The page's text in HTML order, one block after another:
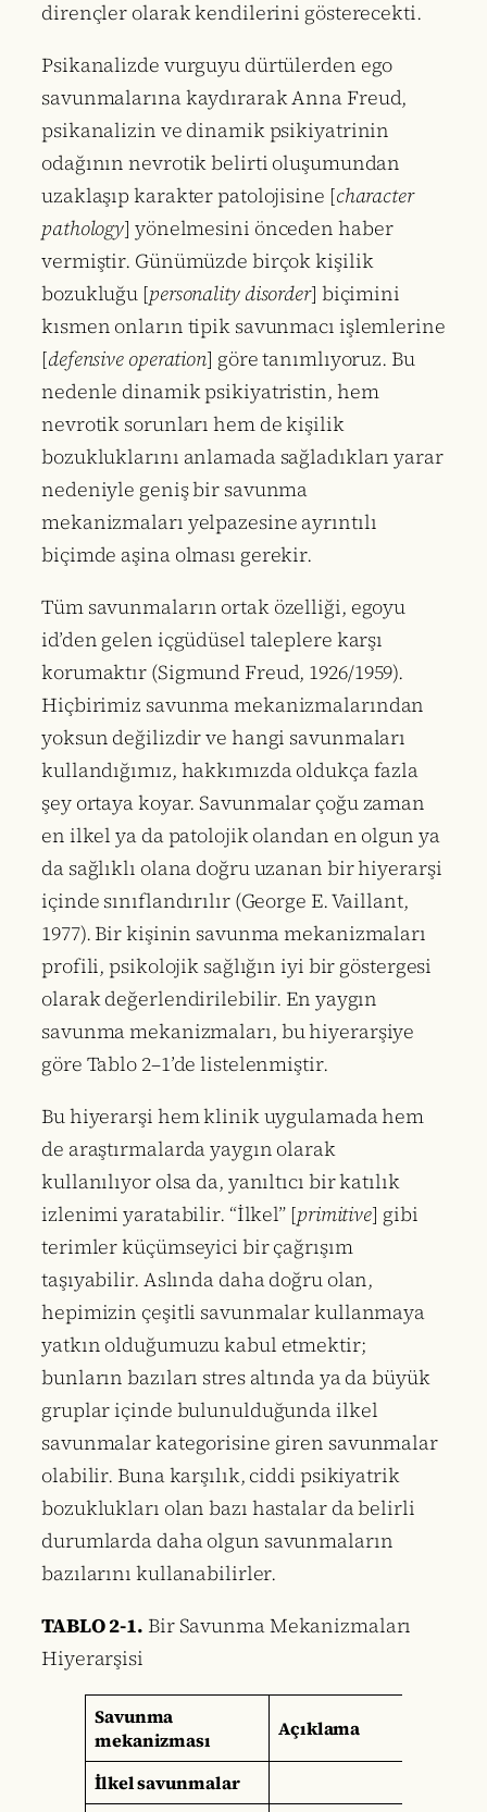
dirençler olarak kendilerini gösterecekti.
Psikanalizde vurguyu dürtülerden ego
savunmalarına kaydırarak Anna Freud,
psikanalizin ve dinamik psikiyatrinin
odağının nevrotik belirti oluşumundan
uzaklaşıp karakter patolojisine [character
pathology] yönelmesini önceden haber
vermiştir. Günümüzde birçok kişilik
bozukluğu [personality disorder] biçimini
kısmen onların tipik savunmacı işlemlerine
[defensive operation] göre tanımlıyoruz. Bu
nedenle dinamik psikiyatristin, hem
nevrotik sorunları hem de kişilik
bozukluklarını anlamada sağladıkları yarar
nedeniyle geniş bir savunma
mekanizmaları yelpazesine ayrıntılı
biçimde aşina olması gerekir.
Tüm savunmaların ortak özelliği, egoyu
id’den gelen içgüdüsel taleplere karşı
korumaktır (Sigmund Freud, 1926/1959).
Hiçbirimiz savunma mekanizmalarından
yoksun değilizdir ve hangi savunmaları
kullandığımız, hakkımızda oldukça fazla
şey ortaya koyar. Savunmalar çoğu zaman
en ilkel ya da patolojik olandan en olgun ya
da sağlıklı olana doğru uzanan bir hiyerarşi
içinde sınıflandırılır (George E. Vaillant,
1977). Bir kişinin savunma mekanizmaları
profili, psikolojik sağlığın iyi bir göstergesi
olarak değerlendirilebilir. En yaygın
savunma mekanizmaları, bu hiyerarşiye
göre Tablo 2–1’de listelenmiştir.
Bu hiyerarşi hem klinik uygulamada hem
de araştırmalarda yaygın olarak
kullanılıyor olsa da, yanıltıcı bir katılık
izlenimi yaratabilir. “İlkel” [primitive] gibi
terimler küçümseyici bir çağrışım
taşıyabilir. Aslında daha doğru olan,
hepimizin çeşitli savunmalar kullanmaya
yatkın olduğumuzu kabul etmektir;
bunların bazıları stres altında ya da büyük
gruplar içinde bulunulduğunda ilkel
savunmalar kategorisine giren savunmalar
olabilir. Buna karşılık, ciddi psikiyatrik
bozuklukları olan bazı hastalar da belirli
durumlarda daha olgun savunmaların
bazılarını kullanabilirler.
TABLO 2-1. Bir Savunma Mekanizmaları
Hiyerarşisi
Savunma
mekanizması
Açıklama
İlkel savunmalar